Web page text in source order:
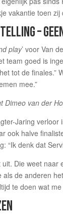
vakantie toen
–
play’ voor Van
team goed is
tot de finales.”
mee.”
Dimeo van der
Jaring
ook halve
“Ik denk dat
Die weet
als de anderen
te doen wat